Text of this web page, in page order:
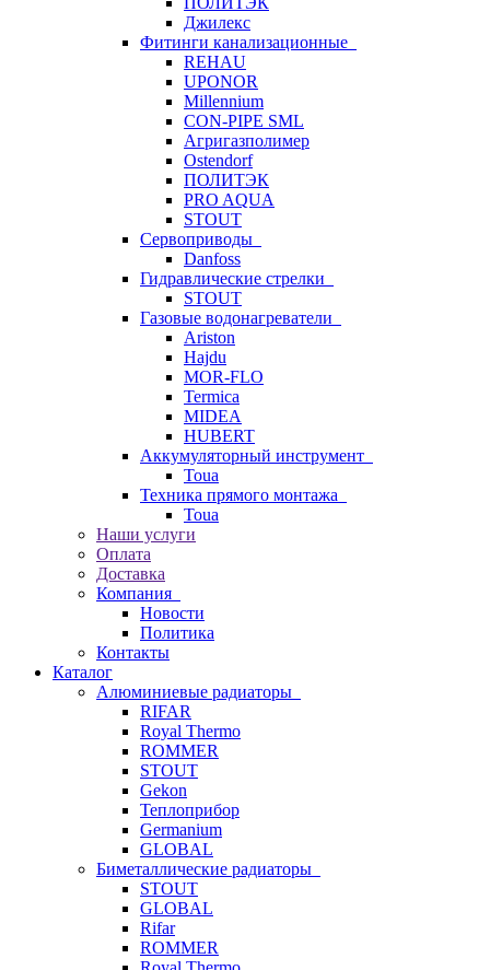
Джилекс
Фитинги канализационные
REHAU
UPONOR
Millennium
CON-PIPE SML
Агригазполимер
Ostendorf
ПОЛИТЭК
PRO AQUA
STOUT
Сервоприводы
Danfoss
Гидравлические стрелки
STOUT
Газовые водонагреватели
Ariston
Hajdu
MOR-FLO
Termica
MIDEA
HUBERT
Аккумуляторный инструмент
Toua
Техника прямого монтажа
Toua
Наши услуги
Оплата
Доставка
Компания
Новости
Политика
Контакты
Каталог
Алюминиевые радиаторы
RIFAR
Royal Thermo
ROMMER
STOUT
Gekon
Теплоприбор
Germanium
GLOBAL
Биметаллические радиаторы
STOUT
GLOBAL
Rifar
ROMMER